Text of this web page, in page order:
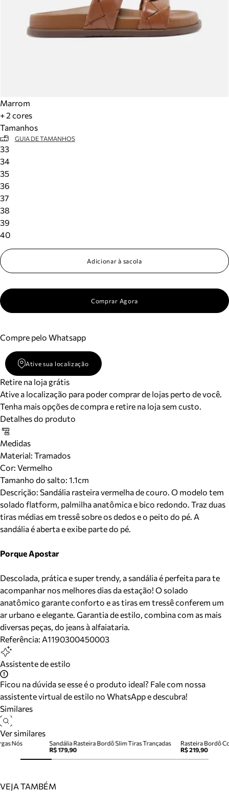
Marrom
+ 2 cores
Tamanhos
GUIA DE TAMANHOS
33
34
35
36
37
38
39
40
Adicionar à sacola
Comprar Agora
Compre pelo Whatsapp
Ative sua localização
Retire na loja grátis
Ative a localização para poder comprar de lojas perto de você.
Tenha mais opções de compra e retire na loja sem custo.
Detalhes do produto
Medidas
Material: Tramados
Cor: Vermelho
Tamanho do salto: 1.1cm
Descrição: Sandália rasteira vermelha de couro. O modelo tem
solado flatform, palmilha anatômica e bico redondo. Traz duas
tiras médias em tressê sobre os dedos e o peito do pé. A
sandália é aberta e exibe parte do pé.
Porque Apostar
Descolada, prática e super trendy, a sandália é perfeita para te
acompanhar nos melhores dias da estação! O solado
anatômico garante conforto e as tiras em tressê conferem um
ar urbano e elegante. Garantia de estilo, combina com as mais
diversas peças, do jeans à alfaiataria.
Referência: A1190300450003
Assistente de estilo
Ficou na dúvida se esse é o produto ideal? Fale com nossa
assistente virtual de estilo no WhatsApp e descubra!
Similares
Ver similares
Sandália Rasteira Bordô Slim Tiras Trançadas
R$ 179,90
Rasteira Bordô
R$ 219,90
Nós
VEJA TAMBÉM